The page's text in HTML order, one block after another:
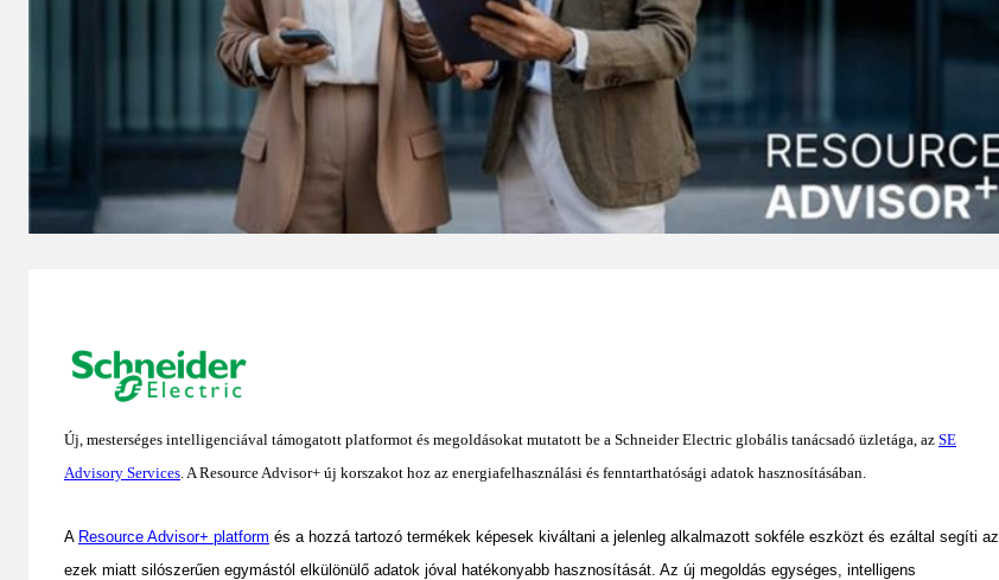
Új, mesterséges intelligenciával támogatott platformot és megoldásokat mutatott be a Schneider Electric globális tanácsadó üzletága, az SE
Advisory Services A Resource Advisor+ új korszakot hoz az energiafelhasználási és fenntarthatósági adatok hasznosításában.
A Resource Advisor+ platform és a hozzá tartozó termékek képesek kiváltani a jelenleg alkalmazott sokféle eszközt és ezáltal segíti az
ezek miatt silószerűen egymástól elkülönülő adatok jóval hatékonyabb hasznosítását. Az új megoldás egységes, intelligens